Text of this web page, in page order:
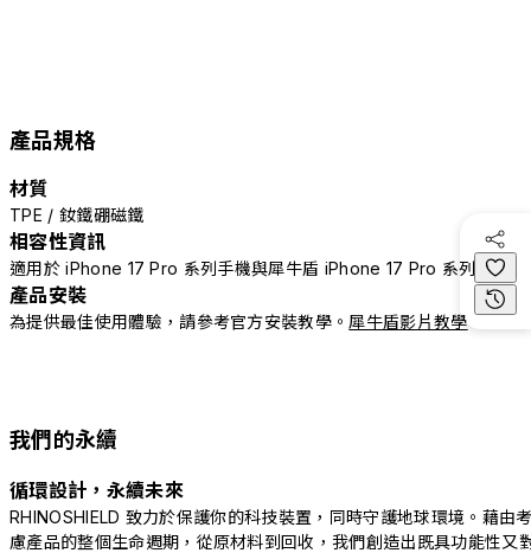
產品規格
材質
TPE / 釹鐵硼磁鐵
相容性資訊
適用於 iPhone 17 Pro 系列手機與犀牛盾 iPhone 17 Pro 系列配件
產品安裝
為提供最佳使用體驗，請參考官方安裝教學。 犀牛盾影片教學
我們的永續
循環設計，永續未來
RHINOSHIELD 致力於保護你的科技裝置，同時守護地球環境。藉由
慮產品的整個生命週期，從原材料到回收，我們創造出既具功能性又